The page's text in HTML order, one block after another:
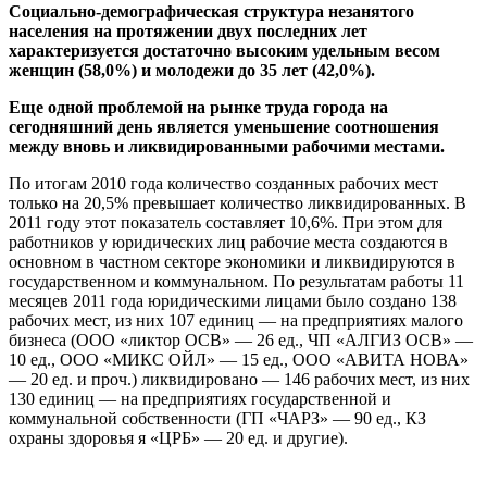
Социально-демографическая структура незанятого
населения на протяжении двух последних лет
характеризуется достаточно высоким удельным весом
женщин (58,0%) и молодежи до 35 лет (42,0%).
Еще одной проблемой на рынке труда города на
сегодняшний день является уменьшение соотношения
между вновь и ликвидированными рабочими местами.
По итогам 2010 года количество созданных рабочих мест
только на 20,5% превышает количество ликвидированных. В
2011 году этот показатель составляет 10,6%. При этом для
работников у юридических лиц рабочие места создаются в
основном в частном секторе экономики и ликвидируются в
государственном и коммунальном. По результатам работы 11
месяцев 2011 года юридическими лицами было создано 138
рабочих мест, из них 107 единиц — на предприятиях малого
бизнеса (ООО «ликтор ОСВ» — 26 ед., ЧП «АЛГИЗ ОСВ» —
10 ед., ООО «МИКС ОЙЛ» — 15 ед., ООО «АВИТА НОВА»
— 20 ед. и проч.) ликвидировано — 146 рабочих мест, из них
130 единиц — на предприятиях государственной и
коммунальной собственности (ГП «ЧАРЗ» — 90 ед., КЗ
охраны здоровья я «ЦРБ» — 20 ед. и другие).